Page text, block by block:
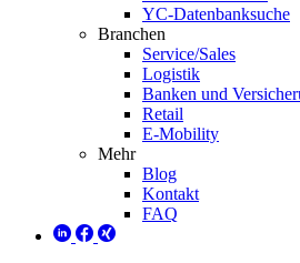
YC-Datenbanksuche
Branchen
Service/Sales
Logistik
Banken und
Retail
E-Mobility
Mehr
Blog
Kontakt
FAQ